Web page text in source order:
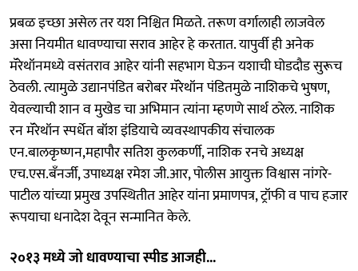
प्रबळ इच्छा असेल तर यश निश्चित मिळते. तरूण वर्गालाही लाजवेल
असा नियमीत धावण्याचा सराव आहेर हे करतात. यापुर्वी ही अनेक
मॅरेथॉनमध्ये वसंतराव आहेर यांनी सहभाग घेऊन यशाची घोडदौड सुरूच
ठेवली. त्यामुळे उद्यानपंडित बरोबर मॅरेथॉन पंडितमुळे नाशिकचे भुषण,
येवल्याची शान व मुखेड चा अभिमान त्यांना म्हणणे सार्थ ठरेल. नाशिक
रन मॅरेथॉन स्पर्धेत बॉश इंडियाचे व्यवस्थापकीय संचालक
एन.बालकृष्णन,महापौर सतिश कुलकर्णी, नाशिक रनचे अध्यक्ष
एच.एस.बँनर्जी, उपाध्यक्ष रमेश जी.आर, पोलीस आयुक्त विश्वास नांगरे-
पाटील यांच्या प्रमुख उपस्थितीत आहेर यांना प्रमाणपत्र, ट्रॉफी व पाच हजार
रूपयाचा धनादेश देवून सन्मानित केले.
२०१३ मध्ये जो धावण्याचा स्पीड आजही...